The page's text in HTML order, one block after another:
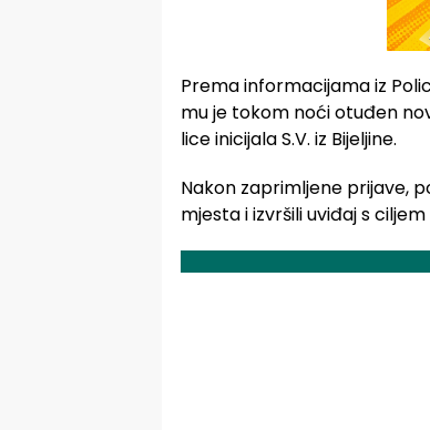
Prema informacijama iz
mu je tokom noći otuđen
lice inicijala S.V. iz Bijeljine.
Nakon zaprimljene prijave,
mjesta i izvršili uviđaj s